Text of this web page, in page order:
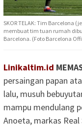
SKOR TELAK: Tim Barcelona
membuat tim tuan rumah
Barcelona. (Foto Barcelona
Linikaltim.id
persaingan papan
lalu, musuh
mampu mendulang
Anoeta, markas Real